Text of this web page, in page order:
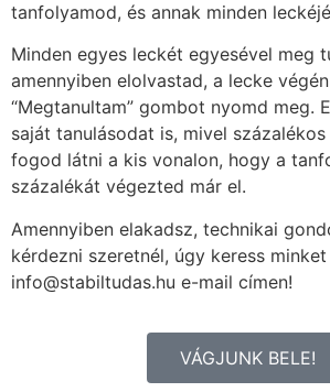
tanfolyamod, és annak minden
Minden egyes leckét egyesével meg
amennyiben elolvastad, a lecke
“Megtanultam” gombot nyomd meg.
saját tanulásodat is, mivel
fogod látni a kis vonalon, hogy a
százalékát végezted már el.
Amennyiben elakadsz, technikai
kérdezni szeretnél, úgy keress
info@stabiltudas.hu e-mail címen!
VÁGJUNK BELE!